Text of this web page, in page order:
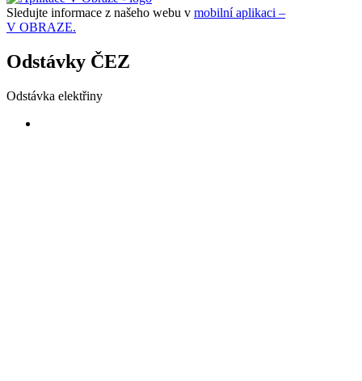
Sledujte informace z našeho webu v mobilní aplikaci –
V OBRAZE.
Odstávky ČEZ
Odstávka elektřiny